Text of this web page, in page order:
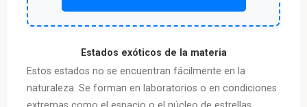
Estados exóticos de la materia
Estos estados no se encuentran fácilmente en la
naturaleza. Se forman en laboratorios o en condiciones